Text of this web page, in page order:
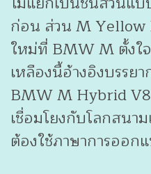
ก่อน ส่วน M
ใหม่ที่ BMW M ตั้งใ
เหลืองนี้อ้างอิงบรรย
BMW M Hybrid
เชื่อมโยงกับโลกสนา
ต้องใช้ภาษาการออ